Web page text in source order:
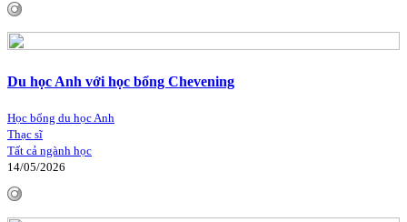
Du học Anh với học bổng Chevening
Học bổng du học Anh
Thạc sĩ
Tất cả ngành học
14/05/2026